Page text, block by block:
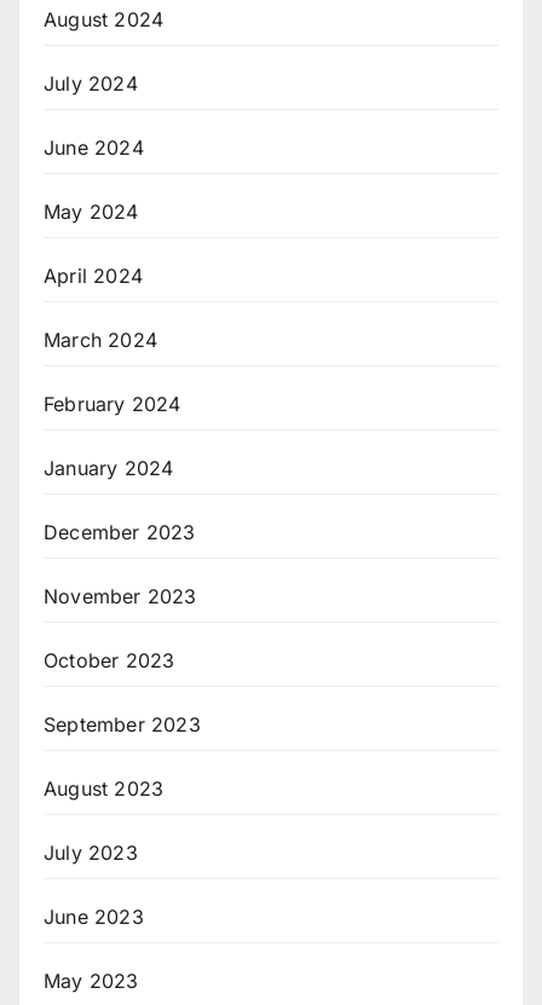
August 2024
July 2024
June 2024
May 2024
April 2024
March 2024
February 2024
January 2024
December 2023
November 2023
October 2023
September 2023
August 2023
July 2023
June 2023
May 2023